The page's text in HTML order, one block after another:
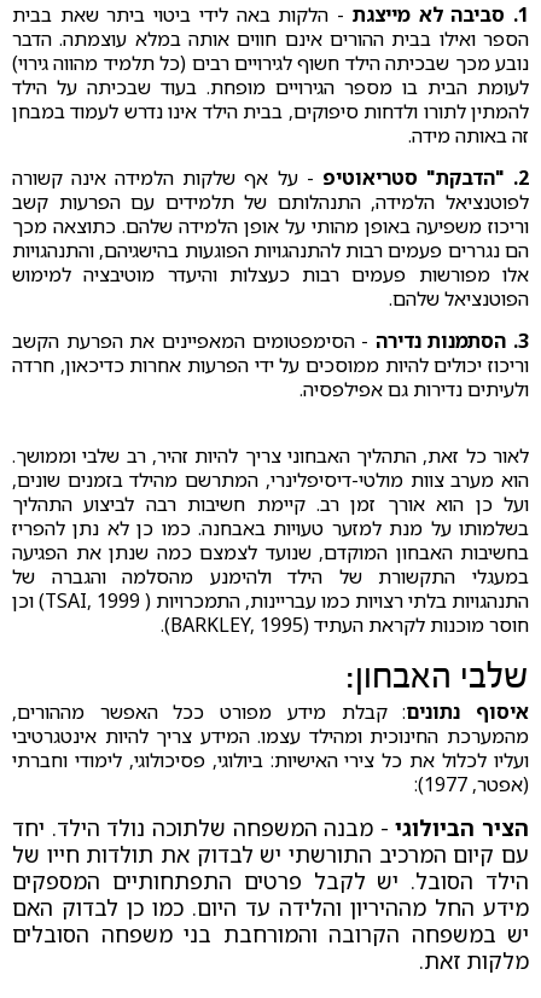
1. סביבה לא מייצגת
- הלקות באה לידי ביטוי ביתר שאת בבית
הספר ואילו בבית ההורים אינם חווים אותה במלא עוצמתה. הדבר
נובע מכך שבכיתה הילד חשוף לגירויים רבים (כל תלמיד מהווה גירוי)
לעומת הבית בו מספר הגירויים מופחת. בעוד שבכיתה על הילד
להמתין לתורו ולדחות סיפוקים, בבית הילד אינו נדרש לעמוד במבחן
זה באותה מידה.
2. "הדבקת" סטריאוטיפ
- על אף שלקות הלמידה אינה קשורה
לפוטנציאל הלמידה, התנהלותם של תלמידים עם הפרעות קשב
וריכוז משפיעה באופן מהותי על אופן הלמידה שלהם. כתוצאה מכך
הם נגררים פעמים רבות להתנהגויות הפוגעות בהישגיהם, והתנהגויות
אלו מפורשות פעמים רבות כעצלות והיעדר מוטיבציה למימוש
הפוטנציאל שלהם.
3. הסתמנות נדירה
- הסימפטומים המאפיינים את הפרעת הקשב
וריכוז יכולים להיות ממוסכים על ידי הפרעות אחרות כדיכאון, חרדה
ולעיתים נדירות גם אפילפסיה.
לאור כל זאת, התהליך האבחוני צריך להיות זהיר, רב שלבי וממושך.
הוא מערב צוות מולטי-דיסיפלינרי, המתרשם מהילד בזמנים שונים,
ועל כן הוא אורך זמן רב. קיימת חשיבות רבה לביצוע התהליך
בשלמותו על מנת למזער טעויות באבחנה. כמו כן לא נתן להפריז
בחשיבות האבחון המוקדם, שנועד לצמצם כמה שנתן את הפגיעה
במעגלי התקשורת של הילד ולהימנע מהסלמה והגברה של
התנהגויות בלתי רצויות כמו עבריינות, התמכרויות ( TSAI, 1999) וכן
חוסר מוכנות לקראת העתיד (BARKLEY, 1995).
שלבי האבחון:
איסוף נתונים: קבלת מידע מפורט ככל האפשר מההורים,
מהמערכת החינוכית ומהילד עצמו. המידע צריך להיות אינטגרטיבי
ועליו לכלול את כל צירי האישיות: ביולוגי, פסיכולוגי, לימודי וחברתי
(אפטר, 1977):
הציר הביולוגי - מבנה המשפחה שלתוכה נולד הילד. יחד
עם קיום המרכיב התורשתי יש לבדוק את תולדות חייו של
הילד הסובל. יש לקבל פרטים התפתחותיים המספקים
מידע החל מההיריון והלידה עד היום. כמו כן לבדוק האם
יש במשפחה הקרובה והמורחבת בני משפחה הסובלים
מלקות זאת.